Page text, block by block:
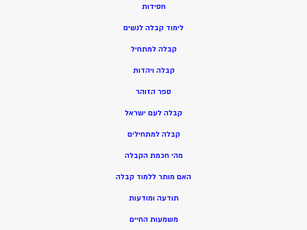
חסידות
לימוד קבלה לנשים
קבלה למתחיל
קבלה ויהדות
ספר הזוהר
קבלה לעם ישראל
קבלה למתחילים
מהי חכמת הקבלה
האם מותר ללמוד קבלה
תודעה ומודעות
משמעות החיים